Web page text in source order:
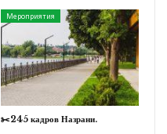
Мероприятия
✂️245 кадров Назрани.